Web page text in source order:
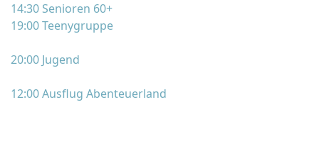
14:30 Senioren 60+
19:00 Teenygruppe
20:00 Jugend
12:00 Ausflug Abenteuerland